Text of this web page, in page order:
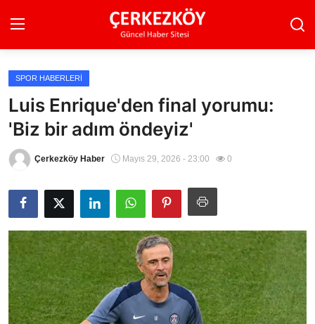
Ana Sayfa
Son Dakika
Ekonomi Haberleri
Magazin Haberleri
Spor Haberleri
Teknoloji Haberleri
Dünya Haberleri
SPOR HABERLERI
Luis Enrique'den final yorumu:
'Biz bir adım öndeyiz'
Çerkezköy Haber Mayıs 29, 2026 - 23:00 0